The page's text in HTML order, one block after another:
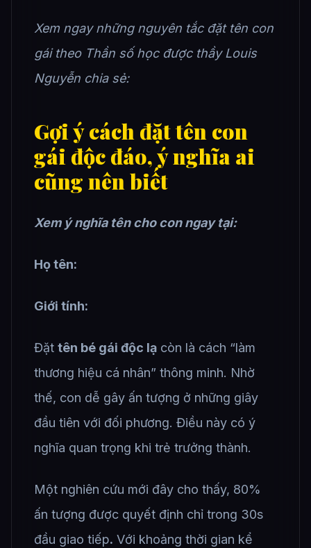
Xem ngay những nguyên tắc đặt tên con
gái theo Thần số học được thầy Louis
Nguyễn chia sẻ:
Gợi ý cách đặt tên con
gái độc đáo, ý nghĩa ai
cũng nên biết
Xem ý nghĩa tên cho con ngay tại:
Họ tên:
Giới tính:
Đặt tên bé gái độc lạ còn là cách “làm
thương hiệu cá nhân” thông minh. Nhờ
thế, con dễ gây ấn tượng ở những giây
đầu tiên với đối phương. Điều này có ý
nghĩa quan trọng khi trẻ trưởng thành.
Một nghiên cứu mới đây cho thấy, 80%
ấn tượng được quyết định chỉ trong 30s
đầu giao tiếp. Với khoảng thời gian kể